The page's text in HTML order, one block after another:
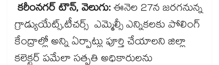
కరీంనగర్ టౌన్, వెలుగు:ఈనెల 27న జరగనున్న
గ్రాడ్యుయేట్స్,టీచర్స్ ఎమ్మెల్సీ ఎన్నికలకు పోలింగ్
కేంద్రాల్లో అన్ని ఏర్పాట్లు పూర్తి చేయాలని జిల్లా
కలెక్టర్ పమేలా సత్పతి అధికారులను